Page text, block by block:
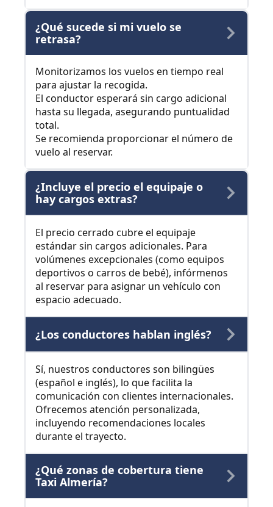
¿Qué sucede si mi vuelo se
retrasa?
Monitorizamos los vuelos en tiempo real
para ajustar la recogida.
El conductor esperará sin cargo adicional
hasta su llegada, asegurando puntualidad
total.
Se recomienda proporcionar el número de
vuelo al reservar.
¿Incluye el precio el equipaje o
hay cargos extras?
El precio cerrado cubre el equipaje
estándar sin cargos adicionales. Para
volúmenes excepcionales (como equipos
deportivos o carros de bebé), infórmenos
al reservar para asignar un vehículo con
espacio adecuado.
¿Los conductores hablan inglés?
Sí, nuestros conductores son bilingües
(español e inglés), lo que facilita la
comunicación con clientes internacionales.
Ofrecemos atención personalizada,
incluyendo recomendaciones locales
durante el trayecto.
¿Qué zonas de cobertura tiene
Taxi Almería?